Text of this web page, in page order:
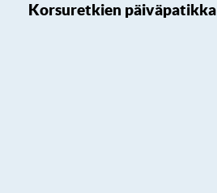
Korsuretkien päiväpatikka